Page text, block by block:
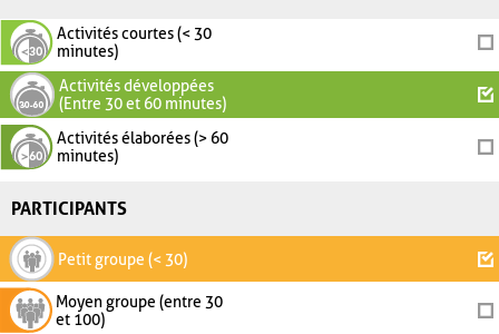
Activités courtes (< 30
minutes)
Activités développées
(Entre 30 et 60 minutes)
Activités élaborées (> 60
minutes)
PARTICIPANTS
Petit groupe (< 30)
Moyen groupe (entre 30
et 100)